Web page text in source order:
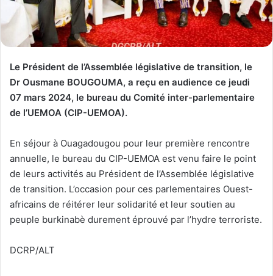
Le Président de l’Assemblée législative de transition, le
Dr Ousmane BOUGOUMA, a reçu en audience ce jeudi
07 mars 2024, le bureau du Comité inter-parlementaire
de l’UEMOA (CIP-UEMOA).
En séjour à Ouagadougou pour leur première rencontre
annuelle, le bureau du CIP-UEMOA est venu faire le point
de leurs activités au Président de l’Assemblée législative
de transition. L’occasion pour ces parlementaires Ouest-
africains de réitérer leur solidarité et leur soutien au
peuple burkinabè durement éprouvé par l’hydre terroriste.
DCRP/ALT